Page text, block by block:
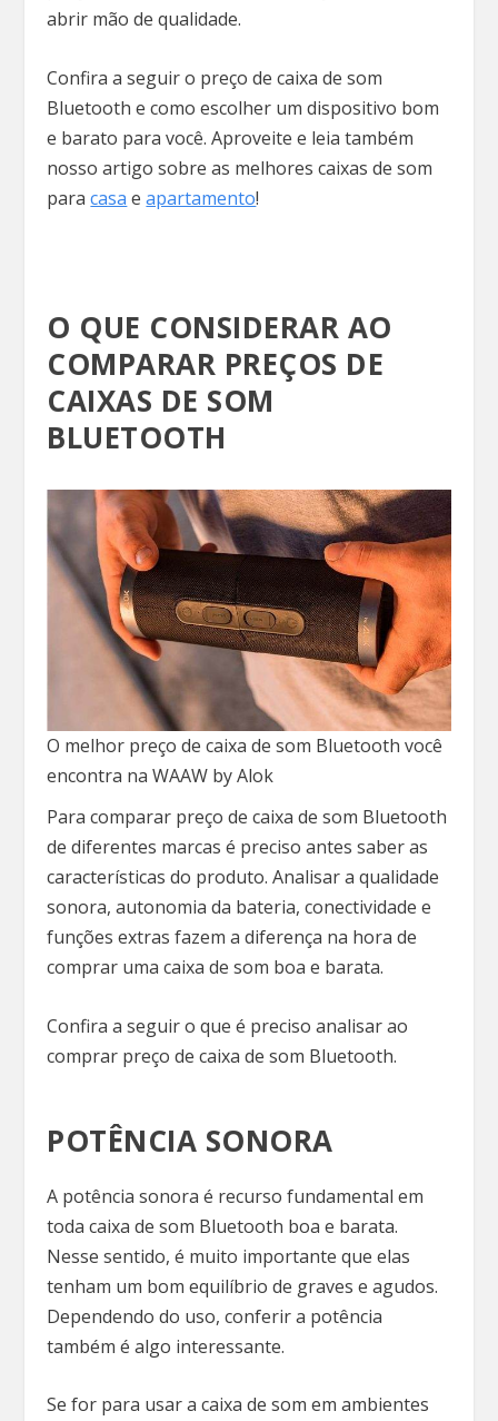
abrir mão de qualidade.
Confira a seguir o preço de caixa de som
Bluetooth e como escolher um dispositivo bom
e barato para você. Aproveite e leia também
nosso artigo sobre as melhores caixas de som
paracasa eapartamento!
O QUE CONSIDERAR AO
COMPARAR PREÇOS DE
CAIXAS DE SOM
BLUETOOTH
O melhor preço de caixa de som Bluetooth você
encontra na WAAW by Alok
Para comparar preço de caixa de som Bluetooth
de diferentes marcas é preciso antes saber as
características do produto. Analisar a qualidade
sonora, autonomia da bateria, conectividade e
funções extras fazem a diferença na hora de
comprar uma caixa de som boa e barata.
Confira a seguir o que é preciso analisar ao
comprar preço de caixa de som Bluetooth.
POTÊNCIA SONORA
A potência sonora é recurso fundamental em
toda caixa de som Bluetooth boa e barata.
Nesse sentido, é muito importante que elas
tenham um bom equilíbrio de graves e agudos.
Dependendo do uso, conferir a potência
também é algo interessante.
Se for para usar a caixa de som em ambientes